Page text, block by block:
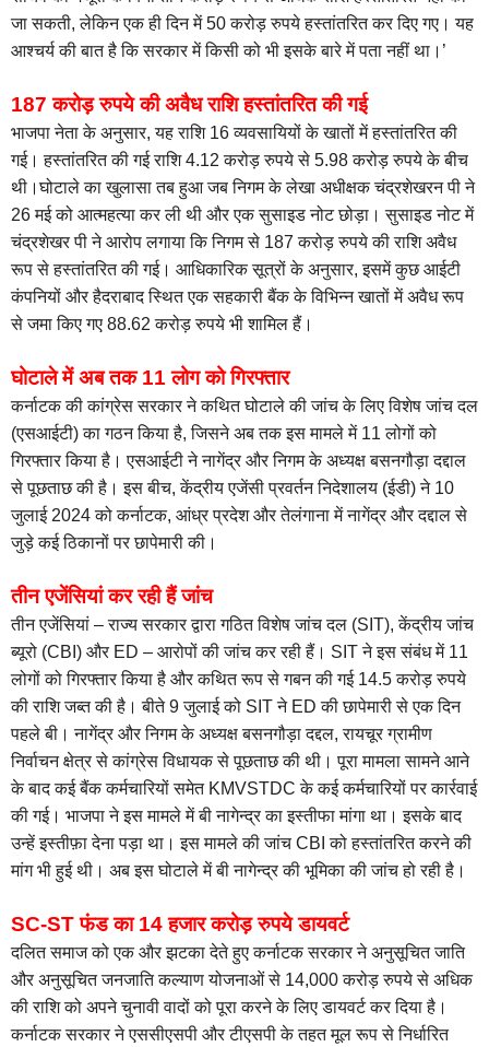
जा सकती, लेकिन एक ही दिन में 50 करोड़ रुपये हस्तांतरित कर दिए गए। यह
आश्चर्य की बात है कि सरकार में किसी को भी इसके बारे में पता नहीं था।’
187 करोड़ रुपये की अवैध राशि हस्तांतरित की गई
भाजपा नेता के अनुसार, यह राशि 16 व्यवसायियों के खातों में हस्तांतरित की
गई। हस्तांतरित की गई राशि 4.12 करोड़ रुपये से 5.98 करोड़ रुपये के बीच
थी।घोटाले का खुलासा तब हुआ जब निगम के लेखा अधीक्षक चंद्रशेखरन पी ने
26 मई को आत्महत्या कर ली थी और एक सुसाइड नोट छोड़ा। सुसाइड नोट में
चंद्रशेखर पी ने आरोप लगाया कि निगम से 187 करोड़ रुपये की राशि अवैध
रूप से हस्तांतरित की गई। आधिकारिक सूत्रों के अनुसार, इसमें कुछ आईटी
कंपनियों और हैदराबाद स्थित एक सहकारी बैंक के विभिन्न खातों में अवैध रूप
से जमा किए गए 88.62 करोड़ रुपये भी शामिल हैं।
घोटाले में अब तक 11 लोग को गिरफ्तार
कर्नाटक की कांग्रेस सरकार ने कथित घोटाले की जांच के लिए विशेष जांच दल
(एसआईटी) का गठन किया है, जिसने अब तक इस मामले में 11 लोगों को
गिरफ्तार किया है। एसआईटी ने नागेंद्र और निगम के अध्यक्ष बसनगौड़ा दद्दाल
से पूछताछ की है। इस बीच, केंद्रीय एजेंसी प्रवर्तन निदेशालय (ईडी) ने 10
जुलाई 2024 को कर्नाटक, आंध्र प्रदेश और तेलंगाना में नागेंद्र और दद्दाल से
जुड़े कई ठिकानों पर छापेमारी की।
तीन एजेंसियां कर रही हैं जांच
तीन एजेंसियां – राज्य सरकार द्वारा गठित विशेष जांच दल (SIT), केंद्रीय जांच
ब्यूरो (CBI) और ED – आरोपों की जांच कर रही हैं। SIT ने इस संबंध में 11
लोगों को गिरफ्तार किया है और कथित रूप से गबन की गई 14.5 करोड़ रुपये
की राशि जब्त की है। बीते 9 जुलाई को SIT ने ED की छापेमारी से एक दिन
पहले बी। नागेंद्र और निगम के अध्यक्ष बसनगौड़ा दद्दल, रायचूर ग्रामीण
निर्वाचन क्षेत्र से कांग्रेस विधायक से पूछताछ की थी। पूरा मामला सामने आने
के बाद कई बैंक कर्मचारियों समेत KMVSTDC के कई कर्मचारियों पर कार्रवाई
की गई। भाजपा ने इस मामले में बी नागेन्द्र का इस्तीफा मांगा था। इसके बाद
उन्हें इस्तीफ़ा देना पड़ा था। इस मामले की जांच CBI को हस्तांतरित करने की
मांग भी हुई थी। अब इस घोटाले में बी नागेन्द्र की भूमिका की जांच हो रही है।
SC-ST फंड का 14 हजार करोड़ रुपये डायवर्ट
दलित समाज को एक और झटका देते हुए कर्नाटक सरकार ने अनुसूचित जाति
और अनुसूचित जनजाति कल्याण योजनाओं से 14,000 करोड़ रुपये से अधिक
की राशि को अपने चुनावी वादों को पूरा करने के लिए डायवर्ट कर दिया है।
कर्नाटक सरकार ने एससीएसपी और टीएसपी के तहत मूल रूप से निर्धारित